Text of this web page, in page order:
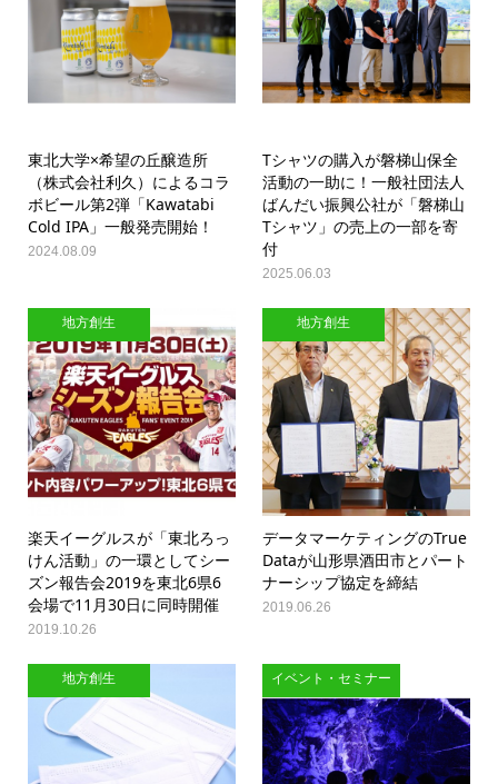
東北大学×希望の丘醸造所
（株式会社利久）によるコラ
ボビール第2弾「Kawatabi
Cold IPA」一般発売開始！
2024.08.09
Tシャツの購入が磐梯山保全
活動の一助に！一般社団法人
ばんだい振興公社が「磐梯山
Tシャツ」の売上の一部を寄
付
2025.06.03
地方創生
楽天イーグルスが「東北ろっ
けん活動」の一環としてシー
ズン報告会2019を東北6県6
会場で11月30日に同時開催
2019.10.26
地方創生
データマーケティングのTrue
Dataが山形県酒田市とパート
ナーシップ協定を締結
2019.06.26
地方創生 イベント・セミナー